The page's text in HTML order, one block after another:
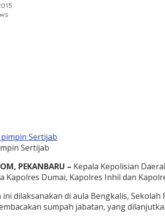
Sertijab
PEKANBARU – Kepala Kepolisian
Kapolres Dumai, Kapolres Inhil dan
dilaksanakan di aula Bengkalis,
sumpah jabatan, yang